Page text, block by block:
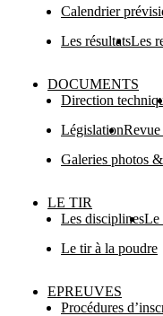
Calendrier
Les résultatsLes
DOCUMENTS
Direction
Législation
Galeries photos
LE TIR
Les disciplinesLe
Le tir à la poudre
EPREUVES
Procédures